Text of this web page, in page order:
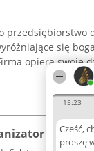
15:23
Cześć,
proszę
przedsiębiorstwo
się
opiera swoje